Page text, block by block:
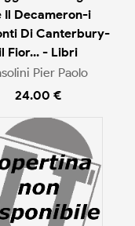
Il Decameron-i
Di Canterbury-
Fior... - Libri
Pier Paolo
24.00 €